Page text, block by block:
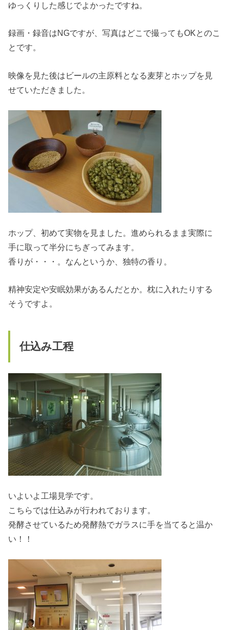
ゆっくりした感じでよかったですね。
録画・録音はNGですが、写真はどこで撮ってもOKとのこ
とです。
映像を見た後はビールの主原料となる麦芽とホップを見
せていただきました。
ホップ、初めて実物を見ました。進められるまま実際に
手に取って半分にちぎってみます。
香りが・・・。なんというか、独特の香り。
精神安定や安眠効果があるんだとか。枕に入れたりする
そうですよ。
仕込み工程
いよいよ工場見学です。
こちらでは仕込みが行われております。
発酵させているため発酵熱でガラスに手を当てると温か
い！！